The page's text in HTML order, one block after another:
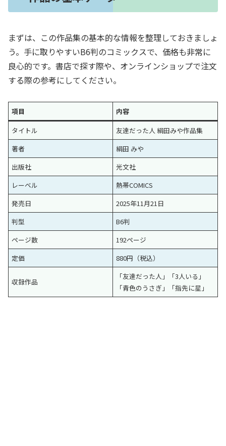
まずは、この作品集の基本的な情報を整理しておきましょ
う。手に取りやすいB6判のコミックスで、価格も非常に
良心的です。書店で探す際や、オンラインショップで注文
する際の参考にしてください。
項目
内容
タイトル
友達だった人 絹田みや作品集
著者
絹田 みや
出版社
光文社
レーベル
熱帯COMICS
発売日
2025年11月21日
判型
B6判
ページ数
192ページ
定価
880円（税込）
収録作品
「友達だった人」「3人いる」
「青色のうさぎ」「指先に星」